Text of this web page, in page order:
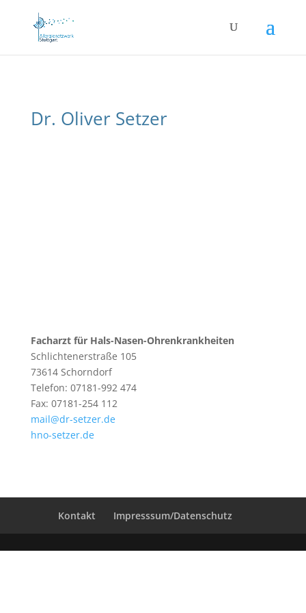
Dr. Oliver Setzer
Facharzt für Hals-Nasen-Ohrenkrankheiten
Schlichtenerstraße 105
73614 Schorndorf
Telefon: 07181-992 474
Fax: 07181-254 112
mail@dr-setzer.de
hno-setzer.de
Kontakt Impresssum/Datenschutz